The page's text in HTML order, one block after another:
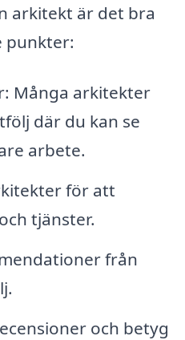
arkitekt är det bra
punkter:
Många arkitekter
där du kan se
arbete.
för att
tjänster.
från
och betyg